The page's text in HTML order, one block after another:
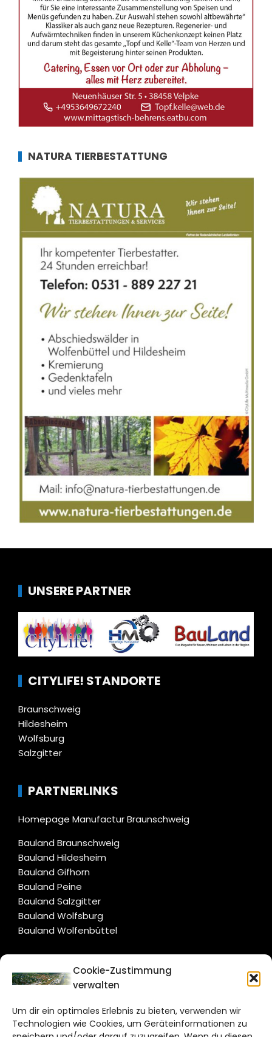
Cookie-Zustimmung
verwalten
Um dir ein optimales Erlebnis zu bieten, verwenden wir
Technologien wie Cookies, um Geräteinformationen zu
NATURA TIERBESTATTUNG
UNSERE PARTNER
CITYLIFE! STANDORTE
Braunschweig
Hildesheim
Wolfsburg
Salzgitter
PARTNERLINKS
Homepage Manufactur Braunschweig
Bauland Braunschweig
Bauland Hildesheim
Bauland Gifhorn
Bauland Peine
Bauland Salzgitter
Bauland Wolfsburg
Bauland Wolfenbüttel
CITYLIFE!
Bruchtorwall 12